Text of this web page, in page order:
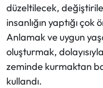
düzeltilecek,
insanlığın yaptığı
Anlamak ve uygun
oluşturmak,
zeminde kurmaktan
kullandı.